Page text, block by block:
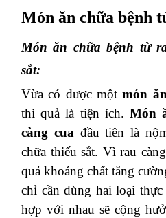
Món ăn chữa bệnh
Món ăn chữa bệnh từ
sắt:
Vừa có được một món
thì quả là tiện ích. Món
càng cuađầu tiên là
chữa thiếu sắt. Vì rau
quả khoáng chất tăng
chỉ cần dùng hai loại
hợp với nhau sẽ cộng